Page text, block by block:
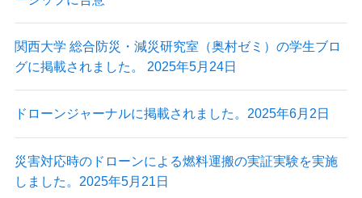
関西大学 総合防災・減災研究室（奥村ゼミ）の学生ブロ
グに掲載されました。 2025年5月24日
ドローンジャーナルに掲載されました。2025年6月2日
災害対応時のドローンによる燃料運搬の実証実験を実施
しました。2025年5月21日